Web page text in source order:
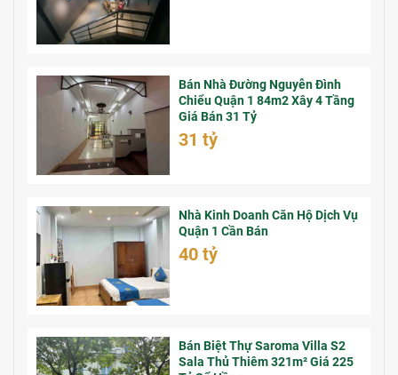
Bán Nhà Đường Nguyễn Đình
Chiểu Quận 1 84m2 Xây 4 Tầng
Giá Bán 31 Tỷ
31 tỷ
Nhà Kinh Doanh Căn Hộ Dịch Vụ
Quận 1 Cần Bán
40 tỷ
Bán Biệt Thự Saroma Villa S2
Sala Thủ Thiêm 321m² Giá 225